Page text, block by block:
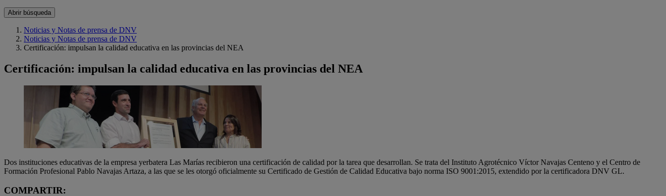
Abrir búsqueda
Noticias y Notas de prensa de DNV
Noticias y Notas de prensa de DNV
Certificación: impulsan la calidad educativa en las provincias del NEA
Certificación: impulsan la calidad educativa en las provincias del NEA
Dos instituciones educativas de la empresa yerbatera Las Marías recibieron una certificación de calidad por la tarea que desarrollan. Se trata del Instituto Agrotécnico Víctor Navajas Centeno y el Centro de
Formación Profesional Pablo Navajas Artaza, a las que se les otorgó oficialmente su Certificado de Gestión de Calidad Educativa bajo norma ISO 9001:2015, extendido por la certificadora DNV GL.
COMPARTIR: